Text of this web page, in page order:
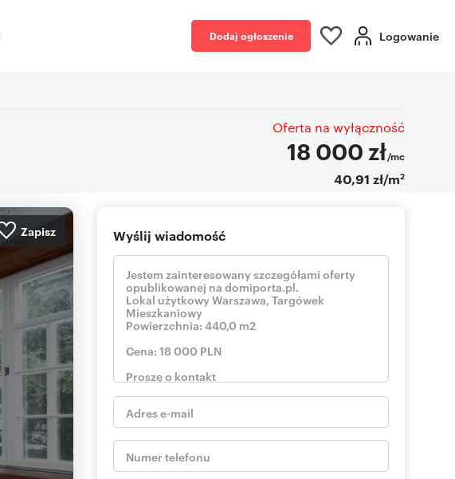
Dodaj ogłoszenie Logowanie
Oferta na wyłączność
18 000 zł/mc
40,91 zł/m2
Zapisz Wyślij wiadomość